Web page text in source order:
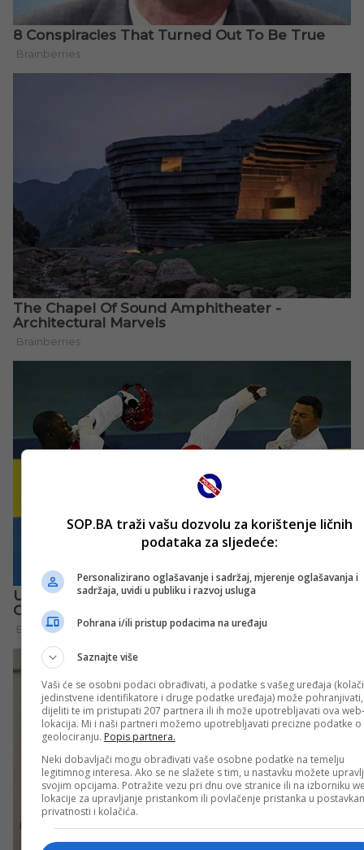
SOP.BA traži vašu dozvolu za korištenje ličnih
podataka za sljedeće:
Personalizirano oglašavanje i sadržaj, mjerenje oglašavanja i
sadržaja, uvidi u publiku i razvoj usluga
Pohrana i/ili pristup podacima na uređaju
Saznajte više
Vaši će se osobni podaci obrađivati, a podatke s vašeg uređaja
jedinstvene identifikatore i druge podatke uređaja) može pohranjivati,
dijeliti te im pristupati 207 partnera ili ih može upotrebljavati ova web-
lokacija. Mi i naši partneri možemo upotrebljavati precizne podatke o
geolociranju. Popis partnera.
Neki dobavljači mogu obrađivati vaše osobne podatke na temelju
legitimnog interesa. Ako se ne slažete s tim, u nastavku možete
svojim opcijama. Potražite vezu pri dnu ove stranice ili na izborniku
lokacije za upravljanje pristankom ili povlačenje pristanka u
privatnosti i kolačića.